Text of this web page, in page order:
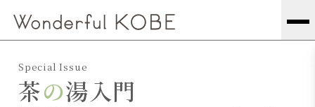
Special Issue
茶の湯入門